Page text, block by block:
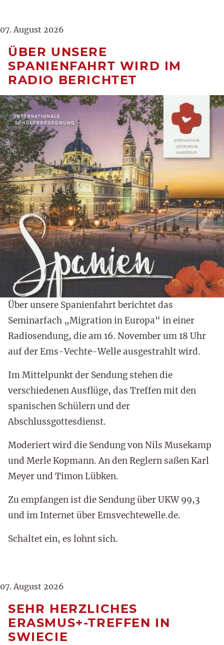
07. August 2026
ÜBER UNSERE
SPANIENFAHRT WIRD IM
RADIO BERICHTET
Über unsere Spanienfahrt berichtet das
Seminarfach „Migration in Europa“ in einer
Radiosendung, die am 16. November um 18 Uhr
auf der Ems-Vechte-Welle ausgestrahlt wird.
Im Mittelpunkt der Sendung stehen die
verschiedenen Ausflüge, das Treffen mit den
spanischen Schülern und der
Abschlussgottesdienst.
Moderiert wird die Sendung von Nils Musekamp
und Merle Kopmann. An den Reglern saßen Karl
Meyer und Timon Lübken.
Zu empfangen ist die Sendung über UKW 99,3
und im Internet über Emsvechtewelle.de.
Schaltet ein, es lohnt sich.
07. August 2026
SEHR HERZLICHES
ERASMUS+-TREFFEN IN
SWIECIE